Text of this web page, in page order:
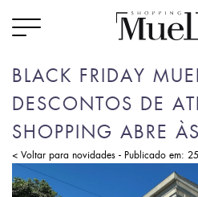
BLACK FRIDAY
DESCONTOS DE
SHOPPING ABRE
< Voltar para novidades - Publicado em: